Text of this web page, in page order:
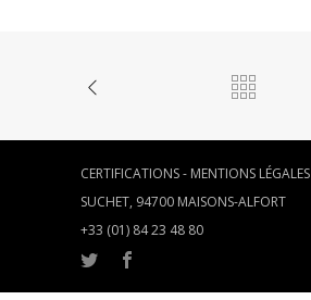
CERTIFICATIONS- MENTIONS LÉGALES
SUCHET, 94700 MAISONS-ALFORT
+33 (01) 84 23 48 80